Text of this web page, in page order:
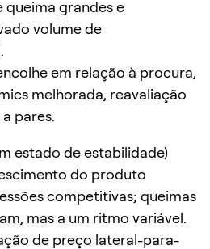
queima grandes e
volume de
em relação à procura,
melhorada, reavaliação
pares.
estado de estabilidade)
do produto
competitivas; queimas
mas a um ritmo variável.
de preço lateral-para-